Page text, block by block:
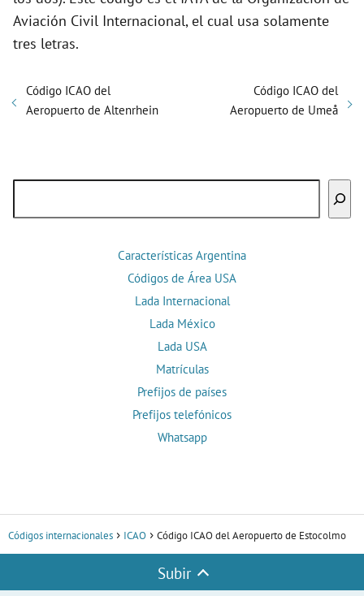
Aviación Civil Internacional, el cual usa solamente
tres letras.
Código ICAO del
Aeropuerto de Altenrhein
Código ICAO del
Aeropuerto de Umeå
Características Argentina
Códigos de Área USA
Lada Internacional
Lada México
Lada USA
Matrículas
Prefijos de países
Prefijos telefónicos
Whatsapp
Códigos internacionales ICAO Código ICAO del Aeropuerto de Estocolmo
Subir